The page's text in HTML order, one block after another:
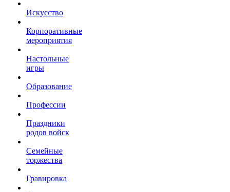
Искусство
Корпоративные
мероприятия
Настольные
игры
Образование
Профессии
Праздники
родов войск
Семейные
торжества
Гравировка